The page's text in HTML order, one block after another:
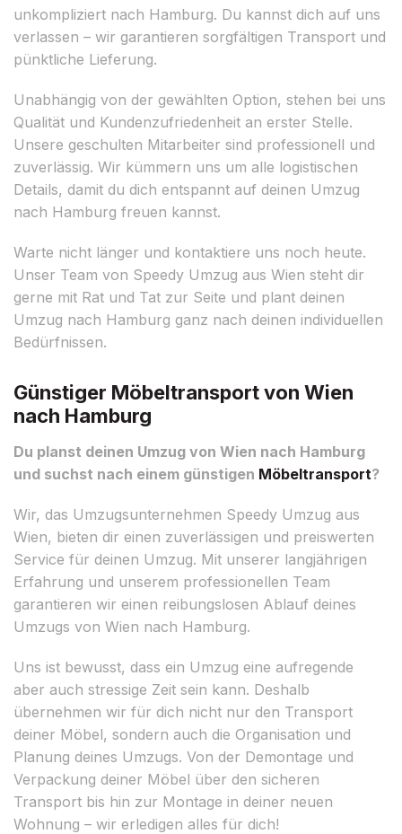
unkompliziert nach Hamburg. Du kannst dich auf uns
verlassen – wir garantieren sorgfältigen Transport und
pünktliche Lieferung.
Unabhängig von der gewählten Option, stehen bei uns
Qualität und Kundenzufriedenheit an erster Stelle.
Unsere geschulten Mitarbeiter sind professionell und
zuverlässig. Wir kümmern uns um alle logistischen
Details, damit du dich entspannt auf deinen Umzug
nach Hamburg freuen kannst.
Warte nicht länger und kontaktiere uns noch heute.
Unser Team von Speedy Umzug aus Wien steht dir
gerne mit Rat und Tat zur Seite und plant deinen
Umzug nach Hamburg ganz nach deinen individuellen
Bedürfnissen.
Günstiger Möbeltransport von Wien
nach Hamburg
Du planst deinen Umzug von Wien nach Hamburg
und suchst nach einem günstigen Möbeltransport?
Wir, das Umzugsunternehmen Speedy Umzug aus
Wien, bieten dir einen zuverlässigen und preiswerten
Service für deinen Umzug. Mit unserer langjährigen
Erfahrung und unserem professionellen Team
garantieren wir einen reibungslosen Ablauf deines
Umzugs von Wien nach Hamburg.
Uns ist bewusst, dass ein Umzug eine aufregende
aber auch stressige Zeit sein kann. Deshalb
übernehmen wir für dich nicht nur den Transport
deiner Möbel, sondern auch die Organisation und
Planung deines Umzugs. Von der Demontage und
Verpackung deiner Möbel über den sicheren
Transport bis hin zur Montage in deiner neuen
Wohnung – wir erledigen alles für dich!